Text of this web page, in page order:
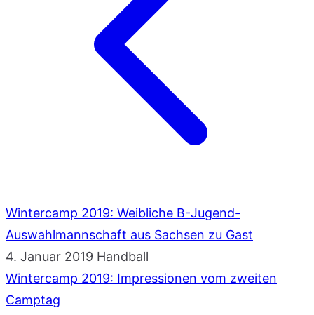
Wintercamp 2019: Weibliche B-Jugend-
Auswahlmannschaft aus Sachsen zu Gast
4. Januar 2019 Handball
Wintercamp 2019: Impressionen vom zweiten
Camptag